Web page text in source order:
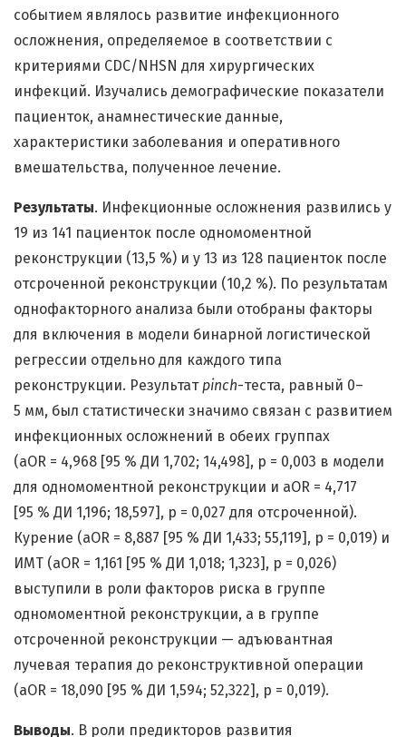
событием являлось развитие инфекционного
осложнения, определяемое в соответствии с
критериями CDC/NHSN для хирургических
инфекций. Изучались демографические показатели
пациенток, анамнестические данные,
характеристики заболевания и оперативного
вмешательства, полученное лечение.
Результаты. Инфекционные осложнения развились у
19 из 141 пациенток после одномоментной
реконструкции (13,5 %) и у 13 из 128 пациенток после
отсроченной реконструкции (10,2 %). По результатам
однофакторного анализа были отобраны факторы
для включения в модели бинарной логистической
регрессии отдельно для каждого типа
реконструкции. Результат pinch-теста, равный 0–
5 мм, был статистически значимо связан с развитием
инфекционных осложнений в обеих группах
(aOR = 4,968 [95 % ДИ 1,702; 14,498], р = 0,003 в модели
для одномоментной реконструкции и aOR = 4,717
[95 % ДИ 1,196; 18,597], р = 0,027 для отсроченной).
Курение (aOR = 8,887 [95 % ДИ 1,433; 55,119], р = 0,019) и
ИМТ (aOR = 1,161 [95 % ДИ 1,018; 1,323], р = 0,026)
выступили в роли факторов риска в группе
одномоментной реконструкции, а в группе
отсроченной реконструкции — адъювантная
лучевая терапия до реконструктивной операции
(aOR = 18,090 [95 % ДИ 1,594; 52,322], р = 0,019).
Выводы. В роли предикторов развития